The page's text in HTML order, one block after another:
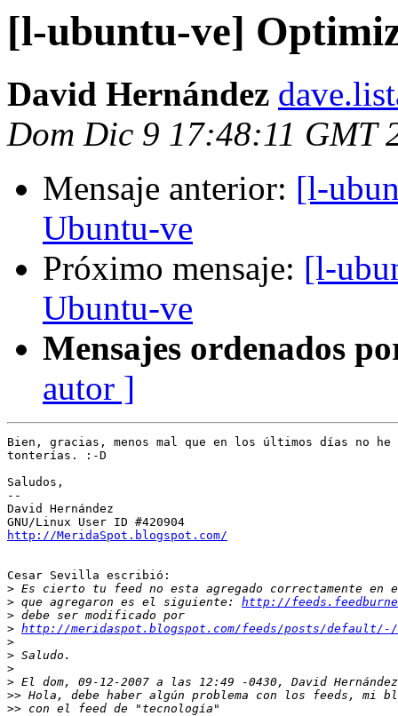
[l-ubuntu-ve]
David Hernández
Dom Dic 9 17:48:11 GMT
Mensaje anterior: [l-
Ubuntu-ve
Próximo mensaje: [l-
Ubuntu-ve
Mensajes ordenados
autor ]
Bien, gracias, menos mal que en los últimos días no he
tonterías. :-D
Saludos,
--
David Hernández
http://MeridaSpot.blogspot.com/
Cesar Sevilla escribió:
>
> que agregaron es el siguiente: http://
>
> http://meridaspot.blogspot.com/feeds/posts/default/-/
>
>
>
>
>>
>>